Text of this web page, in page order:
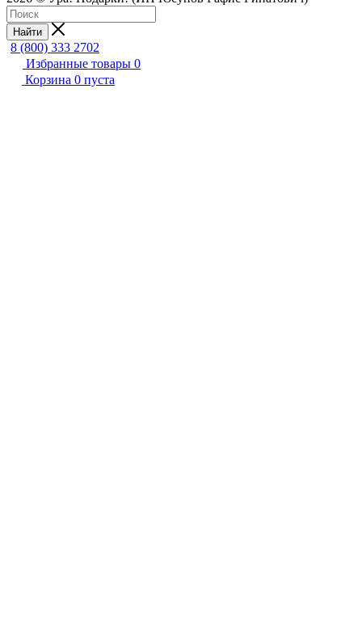
Найти
8 (800) 333 2702
Избранные товары 0
Корзина 0 пуста